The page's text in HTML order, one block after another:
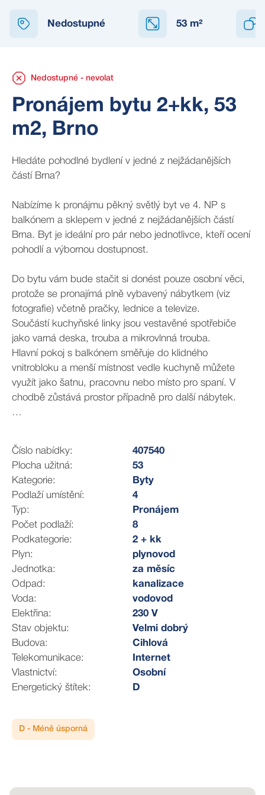
Nedostupné 53 m²
Nedostupné - nevolat
Pronájem bytu 2+kk, 53
m2, Brno
Hledáte pohodlné bydlení v jedné z nejžádanějších
částí Brna?
Nabízíme k pronájmu pěkný světlý byt ve 4. NP s
balkónem a sklepem v jedné z nejžádanějších částí
Brna. Byt je ideální pro pár nebo jednotlivce, kteří ocení
pohodlí a výbornou dostupnost.
Do bytu vám bude stačit si donést pouze osobní věci,
protože se pronajímá plně vybavený nábytkem (viz
fotografie) včetně pračky, lednice a televize.
Součástí kuchyňské linky jsou vestavěné spotřebiče
jako varná deska, trouba a mikrovlnná trouba.
Hlavní pokoj s balkónem směřuje do klidného
vnitrobloku a menší místnost vedle kuchyně můžete
využít jako šatnu, pracovnu nebo místo pro spaní. V
chodbě zůstává prostor případně pro další nábytek.
Kč/měsíčně + 3 894 Kč/měsíčně zálohy na služby a
energie. Z toho elektřina bude přepsaná na nájemníka.
Jistota (vratná kauce) činí 20 000 Kč, provize RK je ve
výši 19 000 Kč + DPH.
Lokalita
- výborná dopravní dostupnost – tramvaj, autobus, vlak
- obchody, kavárny, restaurace – vše, co potřebujete,
máte po ruce
- sportovní a relaxační možnosti – parky, cyklostezky,
sportoviště
Číslo nabídky:
407540
Plocha užitná:
53
Kategorie:
Byty
Podlaží umístění:
4
Typ:
Pronájem
Počet podlaží:
8
Podkategorie:
2 + kk
Plyn:
plynovod
Jednotka:
za měsíc
Odpad:
kanalizace
Voda:
vodovod
Elektřina:
230 V
Stav objektu:
Velmi dobrý
Budova:
Cihlová
Telekomunikace:
Internet
Vlastnictví:
Osobní
Energetický štítek:
D
D - Méně úsporná